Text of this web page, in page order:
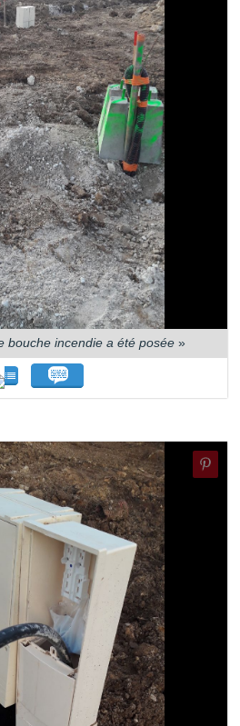
bouche incendie a été posée »